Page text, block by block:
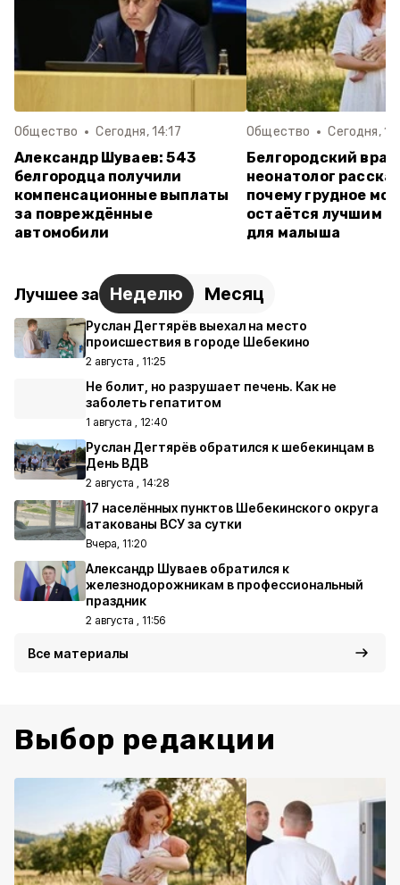
Общество Сегодня, 14:17
Александр Шуваев: 543
белгородца получили
компенсационные выплаты
за повреждённые
автомобили
Общество Сегодня,
Белгородский
неонатолог
почему грудное
остаётся лучшим
для малыша
Лучшее за Неделю Месяц
Руслан Дегтярёв выехал на место
происшествия в городе Шебекино
2 августа , 11:25
Не болит, но разрушает печень. Как не
заболеть гепатитом
1 августа , 12:40
Руслан Дегтярёв обратился к шебекинцам в
День ВДВ
2 августа , 14:28
17 населённых пунктов Шебекинского округа
атакованы ВСУ за сутки
Вчера, 11:20
Александр Шуваев обратился к
железнодорожникам в профессиональный
праздник
2 августа , 11:56
Все материалы
Выбор редакции